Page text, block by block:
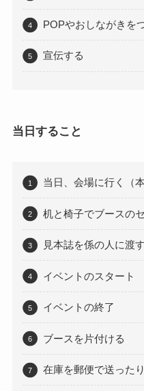
POPやおしながきを
宣伝する
当日すること
当日、会場に行く（
机と椅子でブースの
見本誌を係の人に渡す
イベントのスタート
イベントの終了
ブースを片付ける
在庫を郵便で送った